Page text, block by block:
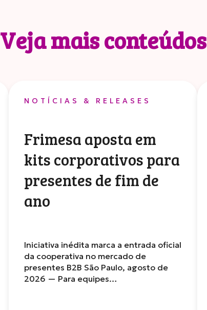
Veja mais conteúdos
NOTÍCIAS & RELEASES
Frimesa aposta em
kits corporativos para
presentes de fim de
ano
Iniciativa inédita marca a entrada oficial
da cooperativa no mercado de
presentes B2B São Paulo, agosto de
2026 — Para equipes…